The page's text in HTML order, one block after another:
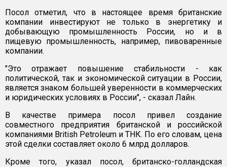
Посол отметил, что в настоящее время британские
компании инвестируют не только в энергетику и
добывающую промышленность России, но и в
пищевую промышленность, например, пивоваренные
компании.
"Это отражает повышение стабильности - как
политической, так и экономической ситуации в России,
является знаком большей уверенности в коммерческих
и юридических условиях в России", - сказал Лайн.
В качестве примера посол привел создание
совместного предприятия британской и российской
компаниями British Petroleum и ТНК. По его словам, цена
этой сделки составляет около 6 млрд долларов.
Кроме того, указал посол, британско-голландская